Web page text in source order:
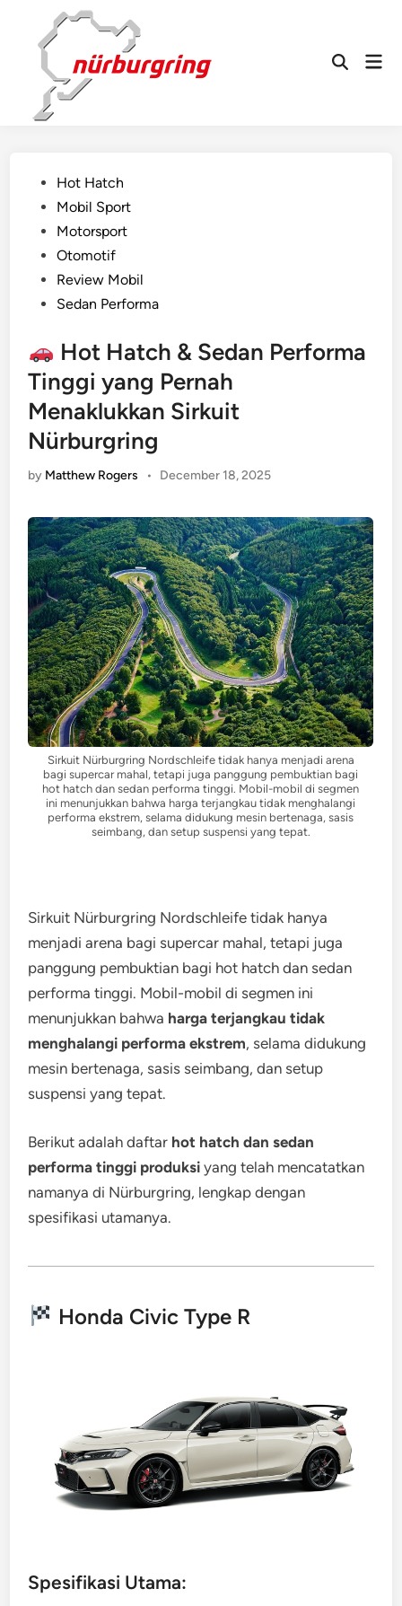
content
Open
PostedHot Hatch
Mobil Sport
Motorsport
Otomotif
Review Mobil
Sedan Performa
Hot Hatch & Sedan Performa
Tinggi yang Pernah
Menaklukkan Sirkuit
Nürburgring
by Matthew Rogers • December 18, 2025
Sirkuit Nürburgring Nordschleife tidak hanya menjadi arena
bagi supercar mahal, tetapi juga panggung pembuktian bagi
hot hatch dan sedan performa tinggi. Mobil-mobil di segmen
ini menunjukkan bahwa harga terjangkau tidak menghalangi
performa ekstrem, selama didukung mesin bertenaga, sasis
seimbang, dan setup suspensi yang tepat.
Sirkuit Nürburgring Nordschleife tidak hanya
menjadi arena bagi supercar mahal, tetapi juga
panggung pembuktian bagi hot hatch dan sedan
performa tinggi. Mobil-mobil di segmen ini
menunjukkan bahwa harga terjangkau tidak
menghalangi performa ekstrem, selama didukung
mesin bertenaga, sasis seimbang, dan setup
suspensi yang tepat.
Berikut adalah daftar hot hatch dan sedan
performa tinggi produksi yang telah mencatatkan
namanya di Nürburgring, lengkap dengan
spesifikasi utamanya.
Honda Civic Type R
Spesifikasi Utama: